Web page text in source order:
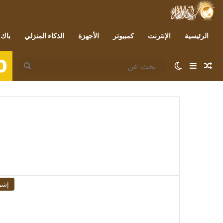
الرئيسية الإنترنت كمبيوتر الأجهزة الذكاء المنزلي
مقال عشوائي
إضافة عمود جانبي
الوضع المظلم
بحث
عن